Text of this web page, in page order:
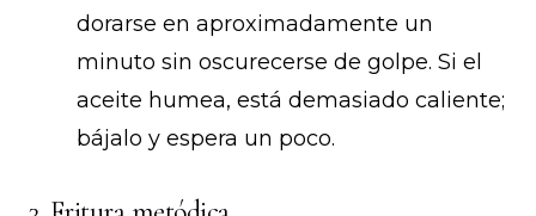
dorarse en aproximadamente un
minuto sin oscurecerse de golpe. Si el
aceite humea, está demasiado caliente;
bájalo y espera un poco.